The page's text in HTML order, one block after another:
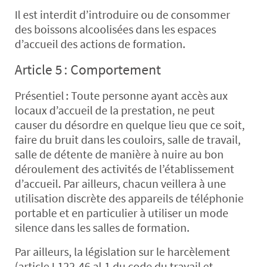
Il est interdit d’introduire ou de consommer
des boissons alcoolisées dans les espaces
d’accueil des actions de formation.
Article 5 : Comportement
Présentiel : Toute personne ayant accès aux
locaux d’accueil de la prestation, ne peut
causer du désordre en quelque lieu que ce soit,
faire du bruit dans les couloirs, salle de travail,
salle de détente de manière à nuire au bon
déroulement des activités de l’établissement
d’accueil. Par ailleurs, chacun veillera à une
utilisation discrète des appareils de téléphonie
portable et en particulier à utiliser un mode
silence dans les salles de formation.
Par ailleurs, la législation sur le harcèlement